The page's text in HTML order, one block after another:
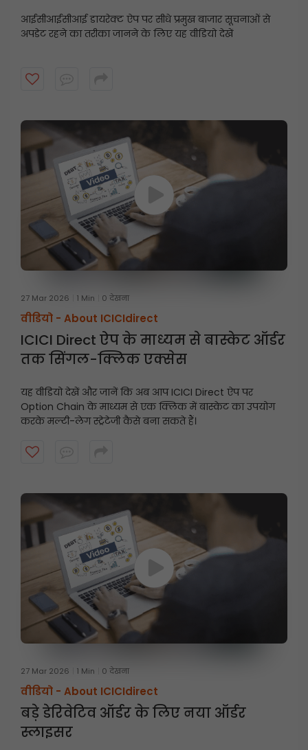
आईसीआईसीआई डायरेक्ट ऐप पर सीधे प्रमुख बाजार सूचनाओं से
अपडेट रहने का तरीका जानने के लिए यह वीडियो देखें
27 Mar 2026 1 Min 0 देखना
वीडियो - About ICICIdirect
ICICI Direct ऐप के माध्यम से बास्केट ऑर्डर
तक सिंगल-क्लिक एक्सेस
यह वीडियो देखें और जानें कि अब आप ICICI Direct ऐप पर
Option Chain के माध्यम से एक क्लिक में बास्केट का उपयोग
करके मल्टी-लेग स्ट्रेटेजी कैसे बना सकते हैं।
27 Mar 2026 1 Min 0 देखना
वीडियो - About ICICIdirect
बड़े डेरिवेटिव ऑर्डर के लिए नया ऑर्डर
स्लाइसर